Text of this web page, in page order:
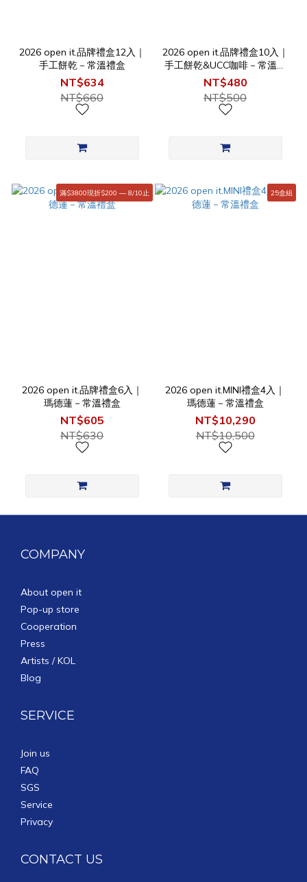
2026 open it.品牌禮盒12入｜
手工餅乾－常溫禮盒
NT$634
NT$660
2026 open it.品牌禮盒10入｜
手工餅乾&UCC咖啡－常溫禮
盒
NT$480
NT$500
滿$3800現折$200 — 8/10止
2026 open it.品牌禮盒6入｜
瑪德蓮－常溫禮盒
NT$605
NT$630
25盒組
2026 open it.MINI禮盒4入｜
瑪德蓮－常溫禮盒
NT$10,290
NT$10,500
COMPANY
About open it
Pop-up store
Cooperation
Press
Artists / KOL
Blog
SERVICE
Join us
FAQ
SGS
Service
Privacy
CONTACT US